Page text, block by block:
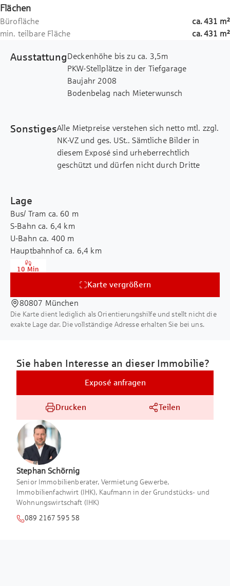
Flächen
Bürofläche ca.431 m²
min. teilbare Fläche
ca.431 m²
AusstattungDeckenhöhe bis zu ca. 3,5m
PKW-Stellplätze in der Tiefgarage
Baujahr 2008
Bodenbelag nach Mieterwunsch
Deckenkühlung
Hohlraumboden
SonstigesAlle Mietpreise verstehen sich netto mtl. zzgl.
NK-VZ und ges. USt.. Sämtliche Bilder in
diesem Exposé sind urheberrechtlich
geschützt und dürfen nicht durch Dritte
Angaben über das Objekt beruhen auf
Informationen des Vermieters. Eine Haftung
für deren Richtigkeit und Vollständigkeit
können wir nicht übernehmen. Sämtliche
nicht vor.
Lage
Bus/ Tram ca. 60 m
S-Bahn ca. 6,4 km
U-Bahn ca. 400 m
Hauptbahnhof ca. 6,4 km
Flughafen ca. 29,2 km
Autobahn ca. 3,4 km
Gewerbesteuerhebesatz 490%
10 Min
Karte vergrößern
80807 München
Die Karte dient lediglich als Orientierungshilfe und stellt nicht die
exakte Lage dar. Die vollständige Adresse erhalten Sie bei uns.
Sie haben Interesse an dieser Immobilie?
Exposé anfragen
Drucken Teilen
Stephan Schörnig
Senior Immobilienberater, Vermietung Gewerbe,
Immobilienfachwirt (IHK), Kaufmann in der Grundstücks- und
Wohnungswirtschaft (IHK)
089 2167 595 58